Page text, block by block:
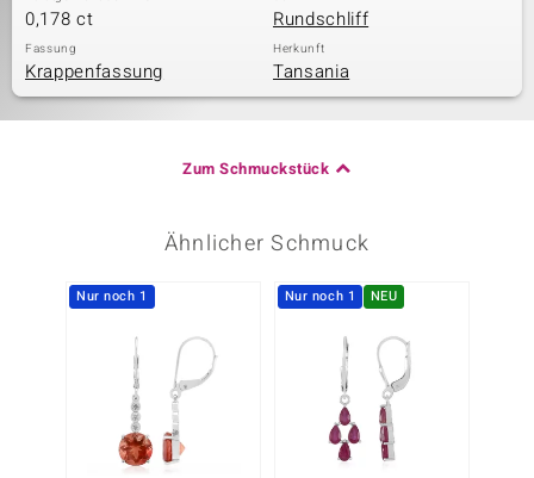
0,178 ct Rundschliff
Fassung
Krappenfassung
Herkunft
Tansania
Zum Schmuckstück
Ähnlicher Schmuck
Nur noch 1 Nur noch 1 NEU